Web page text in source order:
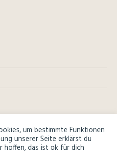
um bestimmte Funktionen
unserer Seite erklärst du
hoffen, das ist ok für dich